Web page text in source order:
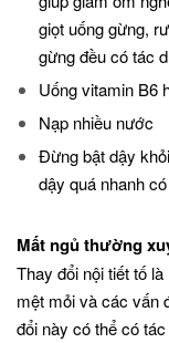
giọt uống gừng,
gừng đều có tác
Uống vitamin B6
Nạp nhiều nước
Đừng bật dậy
dậy quá nhanh
Mất ngủ thường
Thay đổi nội tiết tố
mệt mỏi và các vấn
đổi này có thể có